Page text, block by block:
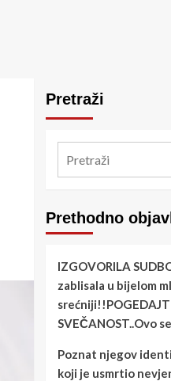
Pretraži
Prethodno
IZGOVORILA
zablisala u bijelom
SVEČANOST..Ovo
Poznat njegov
koji je usmrtio